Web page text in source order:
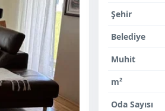
Şehir
Belediye
Muhit
m²
Oda Sayısı